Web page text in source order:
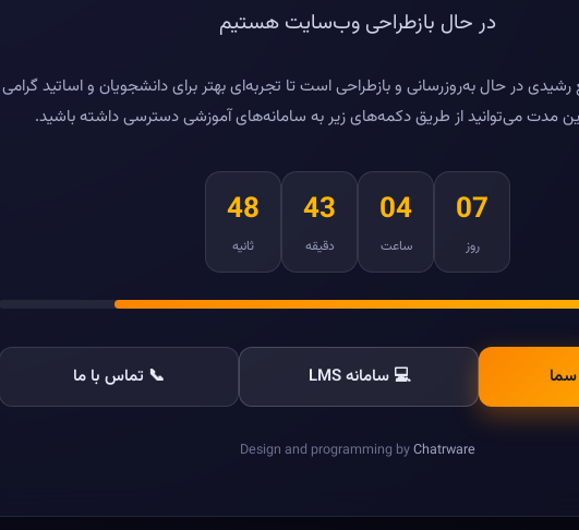
در حال بازطراحی وب‌سایت هستیم
در حال به‌روزرسانی و بازطراحی است تا تجربه‌ای بهتر برای دانشجویان و اساتید گرامی
مدت می‌توانید از طریق دکمه‌های زیر به سامانه‌های آموزشی دسترسی داشته باشید.
07
روز
04
ساعت
43
دقیقه
48
ثانیه
💻 سامانه LMS 📞 تماس با ما
Design and programming byChatrware